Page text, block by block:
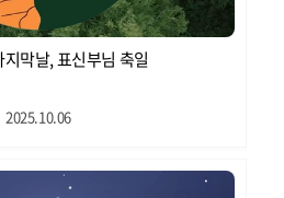
막날, 표신부님 축일
2025.10.06